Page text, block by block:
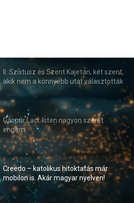
II. Szixtusz és Szent Kajetán, két szent,
akik nem a könnyebb utat választották
Gáspár Laci: Isten nagyon szeret
engem
Creedo – katolikus hitoktatás már
mobilon is. Akár magyar nyelven!